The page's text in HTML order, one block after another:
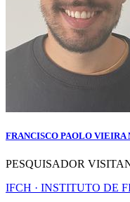
FRANCISCO PAOLO VIEIRA
PESQUISADOR
IFCH · INSTITUTO DE